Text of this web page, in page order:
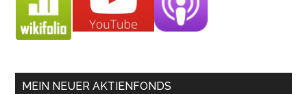
MEIN NEUER AKTIENFONDS